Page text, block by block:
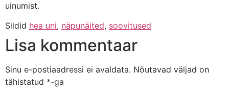
uinumist.
Sildid hea uni, näpunäited, soovitused
Lisa kommentaar
Sinu e-postiaadressi ei avaldata. Nõutavad väljad on
tähistatud *-ga